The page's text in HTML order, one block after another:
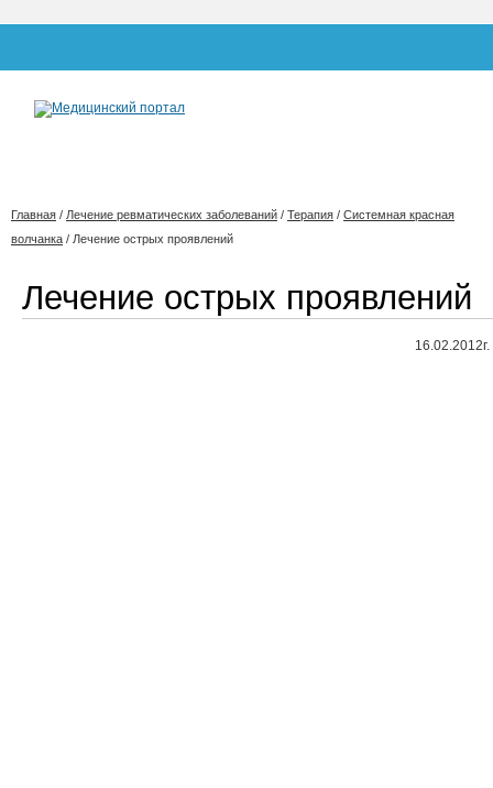
Главная / Лечение ревматических заболеваний / Терапия / Системная красная
волчанка / Лечение острых проявлений
Лечение острых проявлений
16.02.2012г.